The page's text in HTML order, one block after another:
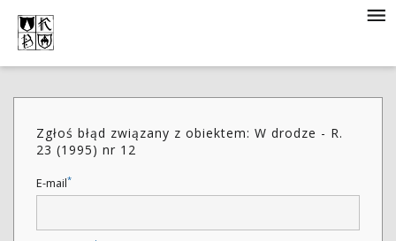
Zgłoś błąd związany z obiektem: W drodze - R.
23 (1995) nr 12
E-mail*